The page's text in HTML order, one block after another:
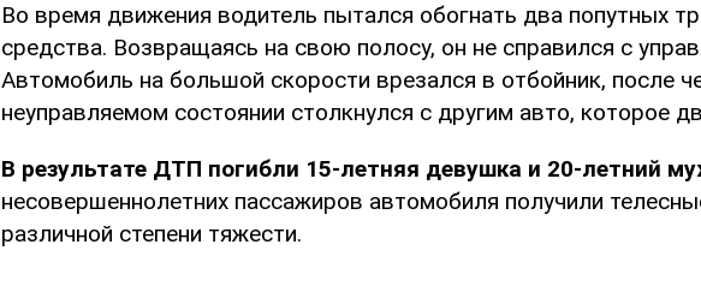
Во время движения водитель пытался обогнать два попутных
средства. Возвращаясь на свою полосу, он не справился с
Автомобиль на большой скорости врезался в отбойник, после
неуправляемом состоянии столкнулся с другим авто, которое
В результате ДТП погибли 15-летняя девушка и 20-летний
несовершеннолетних пассажиров автомобиля получили
различной степени тяжести.